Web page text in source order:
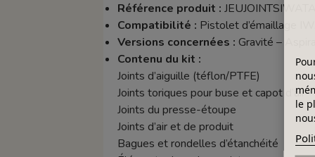
Référence produit : JEUJOINTSIWATA
Compatibilité : Pistolet d’émaillage
Versions concernées : Gravité –
Contenu du kit :
Joints d’aiguille (téflon/PTFE)
Joints toriques pour buse et capot d’air
Joints du presse-étoupe
Joints d’air et de produit
Bagues et rondelles d’étanchéité
le